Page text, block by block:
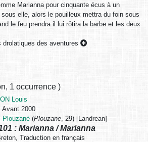
Marianna pour cinquante écus à un
elle, alors le pouilleux mettra du foin sous
le feu prendra il lui rôtira la barbe et les deux
drolatiques des aventures
, 1 occurrence )
Louis
Avant 2000
Plouzané (Plouzane, 29) [Landrean]
: Marianna / Marianna
Traduction en français